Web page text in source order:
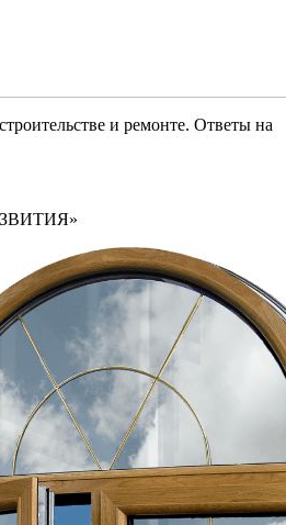
и ремонте. Ответы на